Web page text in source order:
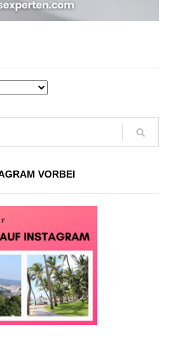
VORBEI